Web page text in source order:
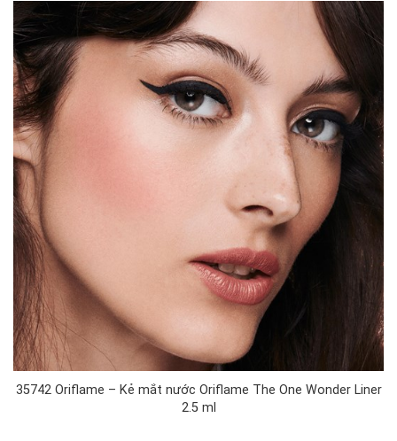
35742 Oriflame – Kẻ mắt nước Oriflame The One Wonder Liner
2.5 ml